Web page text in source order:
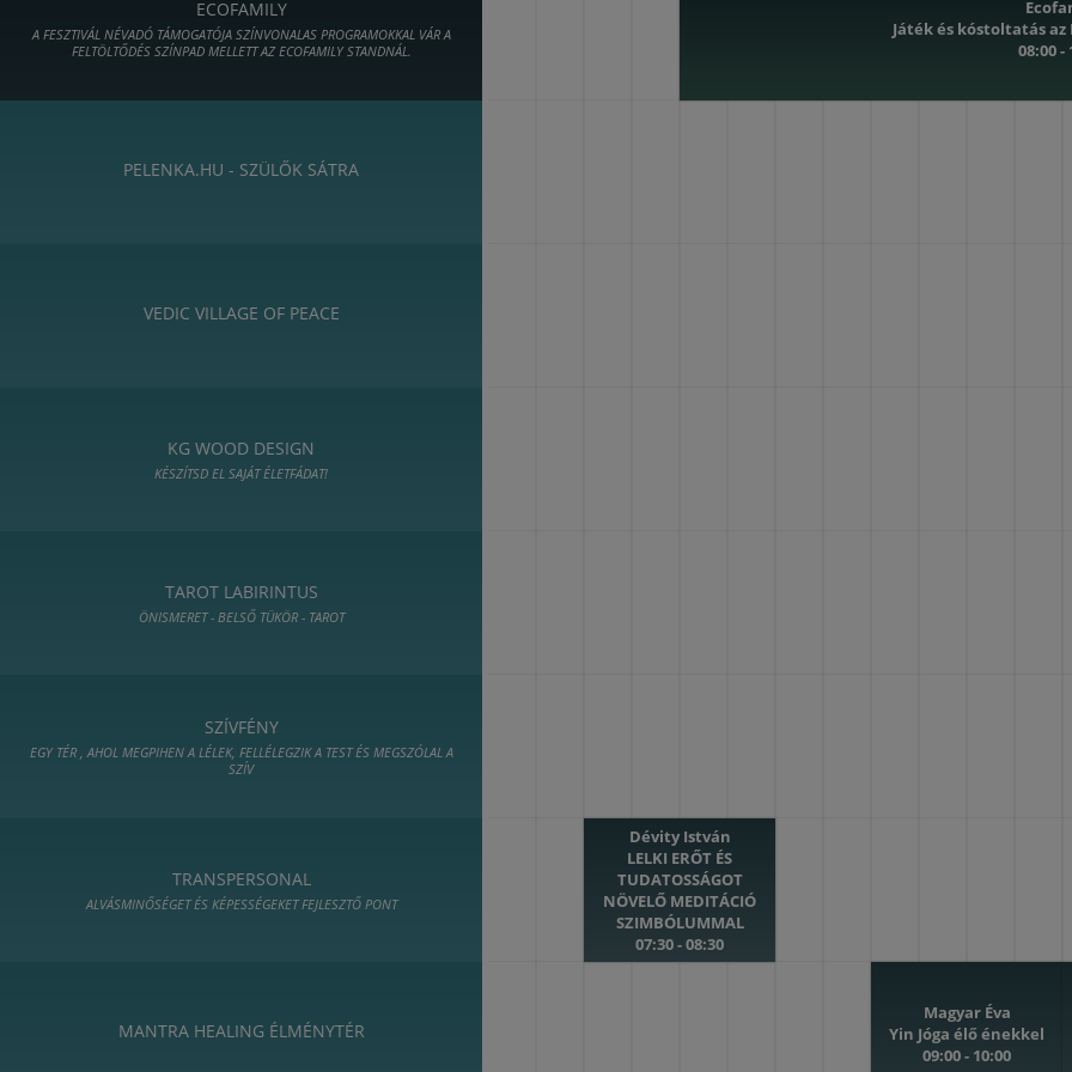
ECOFAMILY
A FESZTIVÁL NÉVADÓ TÁMOGATÓJA SZÍNVONALAS PROGRAMOKKAL VÁR A
FELTÖLTŐDÉS SZÍNPAD MELLETT AZ ECOFAMILY STANDNÁL.
PELENKA.HU - SZÜLŐK SÁTRA
VEDIC VILLAGE OF PEACE
KG WOOD DESIGN
KÉSZÍTSD EL SAJÁT ÉLETFÁDAT!
TAROT LABIRINTUS
ÖNISMERET - BELSŐ TÜKÖR - TAROT
SZÍVFÉNY
EGY TÉR , AHOL MEGPIHEN A LÉLEK, FELLÉLEGZIK A TEST ÉS MEGSZÓLAL A
SZÍV
TRANSPERSONAL
ALVÁSMINŐSÉGET ÉS KÉPESSÉGEKET FEJLESZTŐ PONT
MANTRA HEALING ÉLMÉNYTÉR
Játék és kóstoltatás
08:00 -
Dévity István
LELKI ERŐT ÉS
TUDATOSSÁGOT
NÖVELŐ MEDITÁCIÓ
SZIMBÓLUMMAL
07:30 - 08:30
Magyar Éva
Yin Jóga élő énekkel
09:00 - 10:00